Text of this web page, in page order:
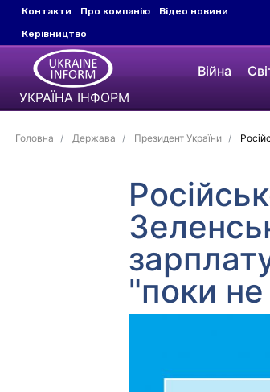
Контакти Про компанію
Відео новини
Керівництво
УКРАЇНА ІНФОРМ
Війна
Головна Держава Президент України
"поки не